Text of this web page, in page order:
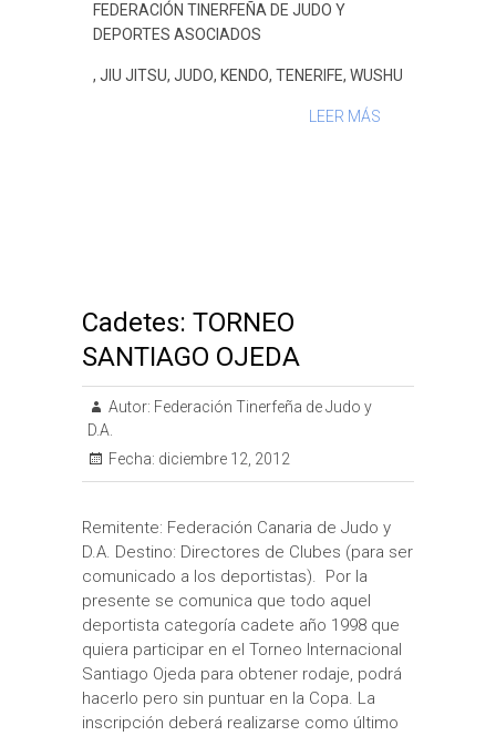
FEDERACIÓN TINERFEÑA DE JUDO Y
DEPORTES ASOCIADOS
, JIU JITSU, JUDO, KENDO, TENERIFE, WUSHU
LEER MÁS
Cadetes: TORNEO
SANTIAGO OJEDA
Autor: Federación Tinerfeña de Judo y
D.A.
Fecha: diciembre 12, 2012
Remitente: Federación Canaria de Judo y
D.A. Destino: Directores de Clubes (para ser
comunicado a los deportistas). Por la
presente se comunica que todo aquel
deportista categoría cadete año 1998 que
quiera participar en el Torneo Internacional
Santiago Ojeda para obtener rodaje, podrá
hacerlo pero sin puntuar en la Copa. La
inscripción deberá realizarse como último